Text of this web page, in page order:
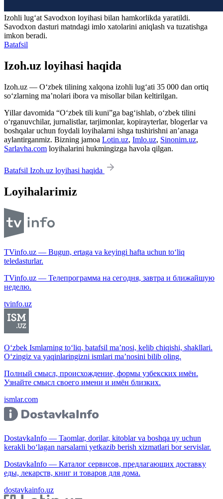
Izohli lugʻat Savodxon loyihasi bilan hamkorlikda yaratildi.
Savodxon dasturi matndagi imlo xatolarini aniqlash va tuzatishga
imkon beradi.
Batafsil
Izoh.uz loyihasi haqida
Izoh.uz — O‘zbek tilining xalqona izohli lug‘ati 35 000 dan ortiq
so‘zlarning ma’nolari ibora va misollar bilan keltirilgan.
Yillar davomida “O‘zbek tili kuni”ga bag‘ishlab, o‘zbek tilini
o‘rganuvchilar, jurnalistlar, tarjimonlar, kopirayterlar, blogerlar va
boshqalar uchun foydali loyihalarni ishga tushirishni an’anaga
aylantirganmiz. Bizning jamoa Lotin.uz, Imlo.uz, Sinonim.uz,
Sarlavha.com loyihalarini hukmingizga havola qilgan.
Batafsil Izoh.uz loyihasi haqida
Loyihalarimiz
TVinfo.uz — Bugun, ertaga va keyingi hafta uchun to‘liq
teledasturlar.
TVinfo.uz — Телепрограмма на сегодня, завтра и ближайшую
неделю.
tvinfo.uz
O‘zbek Ismlarning to‘liq, batafsil ma’nosi, kelib chiqishi, shakllari.
O‘zingiz va yaqinlaringizni ismlari ma’nosini bilib oling.
Полный смысл, происхождение, формы узбекских имён.
Узнайте смысл своего имени и имён близких.
ismlar.com
DostavkaInfo — Taomlar, dorilar, kitoblar va boshqa uy uchun
kerakli bo‘lagan narsalarni yetkazib berish xizmatlari bor servislar.
DostavkaInfo — Каталог сервисов, предлагающих доставку
еды, лекарств, книг и товаров для дома.
dostavkainfo.uz